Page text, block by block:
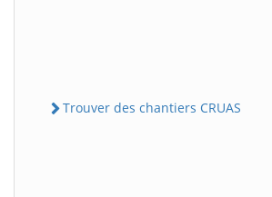
Trouver des chantiers CRUAS